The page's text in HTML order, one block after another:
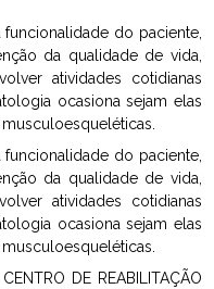
do paciente,
da qualidade de vida,
atividades cotidianas
ocasiona sejam elas
do paciente,
da qualidade de vida,
atividades cotidianas
ocasiona sejam elas
DE REABILITAÇÃO